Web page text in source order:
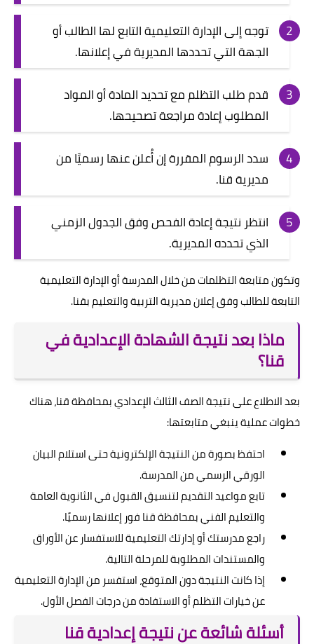
توجه إلى الإدارة التعليمية التابع لها الطالب أو
الجهة التي تحددها المديرية في إعلانها.
قدم طلب التظلم مع تحديد المادة أو المواد
المطلوب إعادة مراجعة تصحيحها.
سدد الرسوم المقررة إن أُعلن عنها رسميًا من
مديرية قنا.
انتظر نتيجة إعادة الفحص وفق الجدول الزمني
الذي تحدده المديرية.
وتكون متابعة التظلمات من خلال المدرسة أو الإدارة التعليمية
التابعة للطالب وفق إعلان مديرية التربية والتعليم بقنا.
ماذا بعد نتيجة الشهادة الإعدادية في
قنا؟
بعد الاطلاع على نتيجة الصف الثالث الإعدادي بمحافظة قنا، هناك
خطوات عملية ينبغي متابعتها:
احتفظ بصورة من النتيجة الإلكترونية حتى استلام البيان
الورقي الرسمي من المدرسة.
تابع مواعيد التقديم لتنسيق القبول في الثانوية العامة
والتعليم الفني بمحافظة قنا فور إعلانها رسميًا.
راجع مدرستك أو إدارتك التعليمية للاستفسار عن الأوراق
والمستندات المطلوبة للمرحلة التالية.
إذا كانت النتيجة دون المتوقع، استفسر من الإدارة التعليمية
عن خيارات التظلم أو الاستفادة من درجات الفصل الأول.
أسئلة شائعة عن نتيجة إعدادية قنا